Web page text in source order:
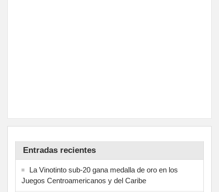
Entradas recientes
La Vinotinto sub-20 gana medalla de oro en los
Juegos Centroamericanos y del Caribe